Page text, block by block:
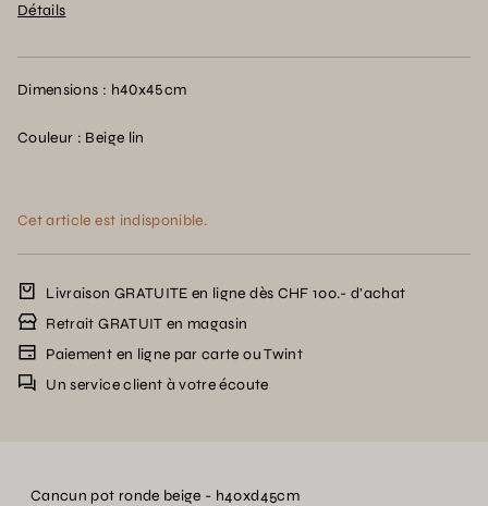
Détails
Dimensions : h40x45cm
Couleur : Beige lin
Cet article est indisponible.
Livraison GRATUITE en ligne dès CHF 100.- d’achat
Retrait GRATUIT en magasin
Paiement en ligne par carte ou Twint
Un service client à votre écoute
Cancun pot ronde beige - h40xd45cm